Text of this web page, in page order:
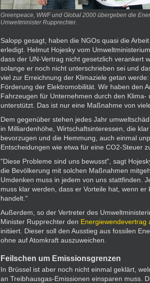
Greenpeace, WWF und Global 2000 übergeben die
Umweltminister Rupprechter.
Salopp gesagt, haben die NGOs quasi die
erledigt. Helmut Hojesky vom
dass der UN-Vertrag nicht gesetzlich verankert
solange er noch nicht unterschrieben sei und
viel zur Erreichnung der Klimaziele getan
Förderung der Elektromobilität. Wir haben den
Fahrzeugen für Unternehmen durch den Klima-
unterstützt. Das ist nur eine Maßnahme von
Dem gegenüber stehen jedes Jahr
in Milliardenhöhe, Wirtschaftsinteressen, die
bevorzugen und die Hemmung, auch einmal
Entscheidungen wie etwa für eine CO2-Steuer
"Diese Probleme sind uns bewusst", sagt
die Bevölkerung mit solchen Maßnahmen
Umdenken muss in jedem von uns stattfinden.
muss klar werden, dass er Vorteile hat, wenn er
handelt."
Außerdem, so der Vertreter des
Minister Rupprechter den Energiewendevertrag
initiiert. Dieser soll den Ausstieg aus fossilen
ohne auf Atomkraft auszuweichen.
Feilschen um Emissionsgrenzen
In Brüssel ist aber noch nicht einmal geklärt,
an Treibhausgas-Emissionen einsparen muss.